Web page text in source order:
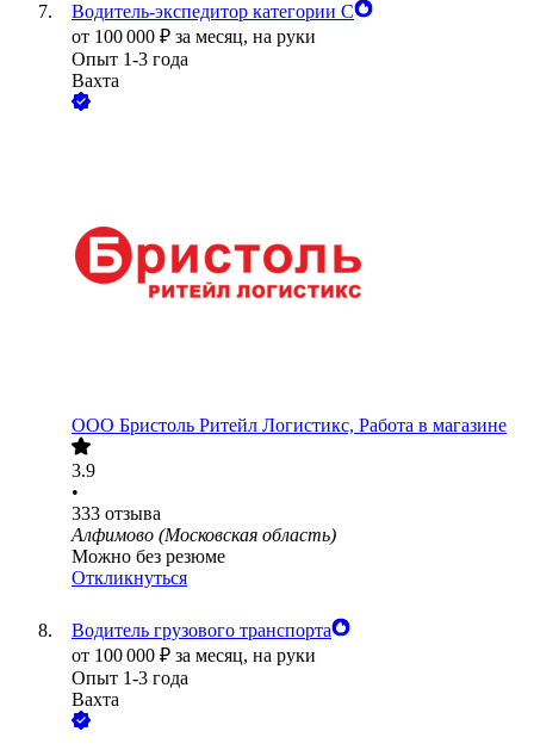
Водитель-экспедитор категории С
от 100 000 ₽ за месяц, на руки
Опыт 1-3 года
Вахта
ООО Бристоль Ритейл Логистикс, Работа в магазине
3.9
•
333 отзыва
Алфимово (Московская область)
Можно без резюме
Откликнуться
Водитель грузового транспорта
от 100 000 ₽ за месяц, на руки
Опыт 1-3 года
Вахта